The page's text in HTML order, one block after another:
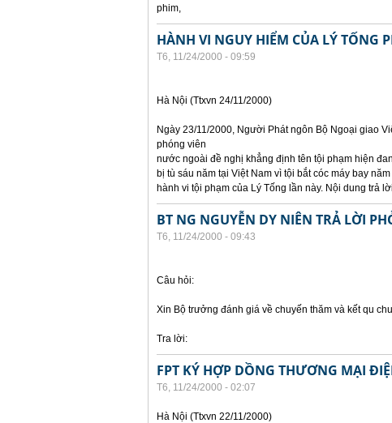
phim,
HÀNH VI NGUY HIỂM CỦA LÝ TỐNG
T6, 11/24/2000 - 09:59
Hà Nội (Ttxvn 24/11/2000)
Ngày 23/11/2000, Người Phát ngôn Bộ Ngoại giao
phóng viên
nước ngoài đề nghị khẳng định tên tội phạm hiện
bị tù sáu năm tại Việt Nam vì tội bắt cóc máy bay
hành vi tội phạm của Lý Tống lần này. Nội dung trả
BT NG NGUYỄN DY NIÊN TRẢ LỜI
T6, 11/24/2000 - 09:43
Câu hỏi:
Xin Bộ trưởng đánh giá về chuyến thăm và kết qu
Tra lời:
FPT KÝ HỢP DỒNG THƯƠNG MẠI
T6, 11/24/2000 - 02:07
Hà Nội (Ttxvn 22/11/2000)